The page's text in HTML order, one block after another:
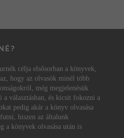
célja elsősorban a könyvek,
az, hogy az olvasók minél több
még megjelenésük
a választásban, és kicsit fokozni a
pedig akár a könyv olvasása
hiszen az általunk
a könyvek olvasása után is